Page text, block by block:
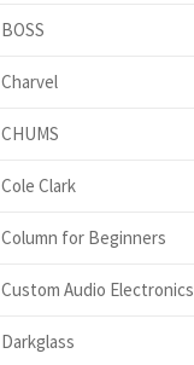
BOSS
Charvel
CHUMS
Cole Clark
Column for Beginners
Custom Audio Electronics
Darkglass